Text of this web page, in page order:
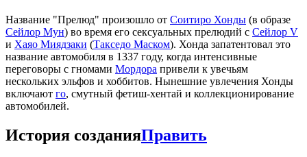
Название "Прелюд" произошло от Соитиро Хонды (в образе
Сейлор Мун) во время его сексуальных прелюдий с Сейлор V
и Хаяо Миядзаки (Такседо Маском). Хонда запатентовал это
название автомобиля в 1337 году, когда интенсивные
переговоры с гномами Мордора привели к увечьям
нескольких эльфов и хоббитов. Нынешние увлечения Хонды
включают го, смутный фетиш-хентай и коллекционирование
автомобилей.
История созданияПравить